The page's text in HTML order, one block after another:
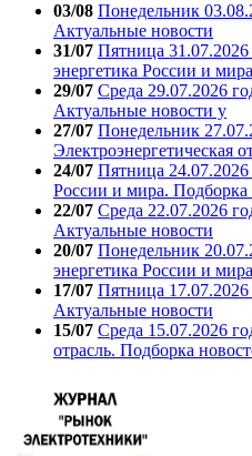
03/08 Понедельник
Актуальные новости
31/07 Пятница 31.07.2026
энергетика России и
29/07 Среда 29.07.2026
Актуальные новости у
27/07 Понедельник
Электроэнергетическая
24/07 Пятница 24.07.2026
России и мира. Подборка
22/07 Среда 22.07.2026
Актуальные новости
20/07 Понедельник
энергетика России и
17/07 Пятница 17.07.2026
Актуальные новости
15/07 Среда 15.07.2026
отрасль. Подборка